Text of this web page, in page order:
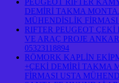
PEUGEOT RIFTER
DEMİRİ TAKMA
MÜHENDİSLİK
RIFTER PEUGEOT
VE ARAÇ PROJE
05323118894
RÖMORK KAPLİN
+ÇEKİ DEMİRİ TAKMA
FİRMASI USTA